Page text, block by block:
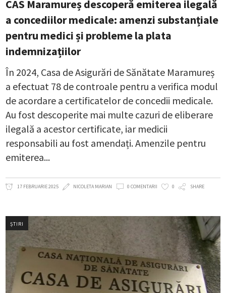
CAS Maramureș descoperă emiterea ilegală
a concediilor medicale: amenzi substanțiale
pentru medici și probleme la plata
indemnizațiilor
În 2024, Casa de Asigurări de Sănătate Maramureș
a efectuat 78 de controale pentru a verifica modul
de acordare a certificatelor de concedii medicale.
Au fost descoperite mai multe cazuri de eliberare
ilegală a acestor certificate, iar medicii
responsabili au fost amendați. Amenzile pentru
emiterea
17 FEBRUARIE 2025 NICOLETA MARIAN 0 COMENTARII 0 SHARE
ȘTIRI